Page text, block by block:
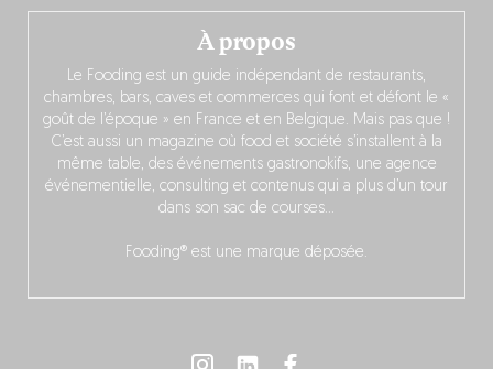
À propos
Le Fooding est un guide indépendant de restaurants,
chambres, bars, caves et commerces qui font et défont le «
goût de l’époque » en France et en Belgique. Mais pas que !
C’est aussi un magazine où food et société s’installent à la
même table, des événements gastronokifs, une agence
événementielle, consulting et contenus qui a plus d’un tour
dans son sac de courses…
Fooding® est une marque déposée.